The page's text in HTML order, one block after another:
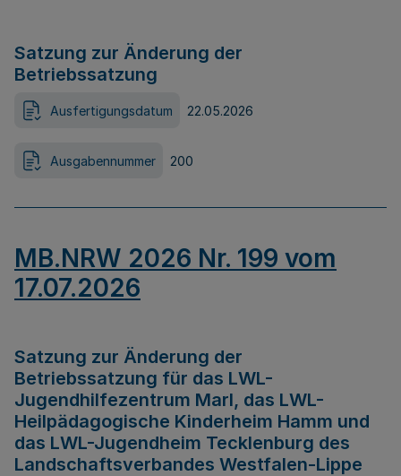
Satzung zur Änderung der
Betriebssatzung
Ausfertigungsdatum 22.05.2026
Ausgabennummer 200
MB.NRW 2026 Nr. 199 vom
17.07.2026
Satzung zur Änderung der
Betriebssatzung für das LWL-
Jugendhilfezentrum Marl, das LWL-
Heilpädagogische Kinderheim Hamm und
das LWL-Jugendheim Tecklenburg des
Landschaftsverbandes Westfalen-Lippe